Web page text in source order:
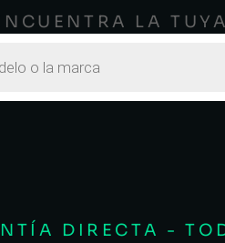
LA
DIRECTA -